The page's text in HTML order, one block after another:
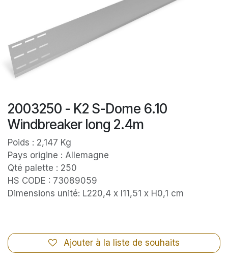
2003250 - K2 S-Dome 6.10
Windbreaker long 2.4m
Poids : 2,147 Kg
Pays origine : Allemagne
Qté palette : 250
HS CODE : 73089059
Dimensions unité: L220,4 x l11,51 x H0,1 cm
Ajouter à la liste de souhaits